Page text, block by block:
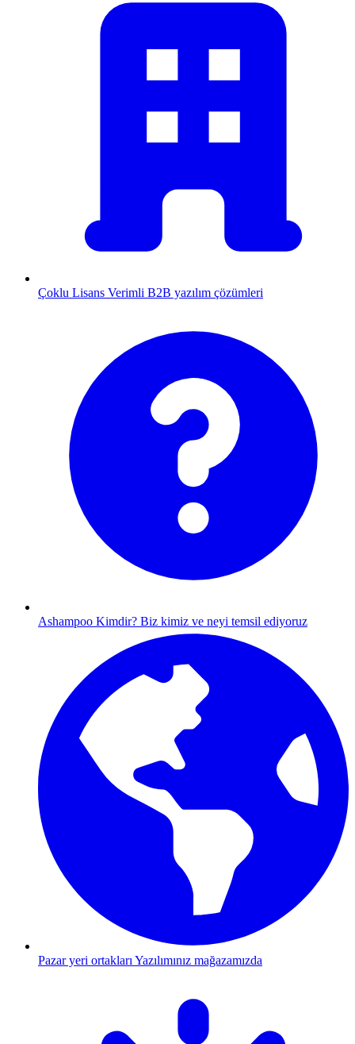
Çoklu Lisans Verimli B2B yazılım çözümleri
Ashampoo Kimdir? Biz kimiz ve neyi temsil ediyoruz
Pazar yeri ortakları Yazılımınız mağazamızda